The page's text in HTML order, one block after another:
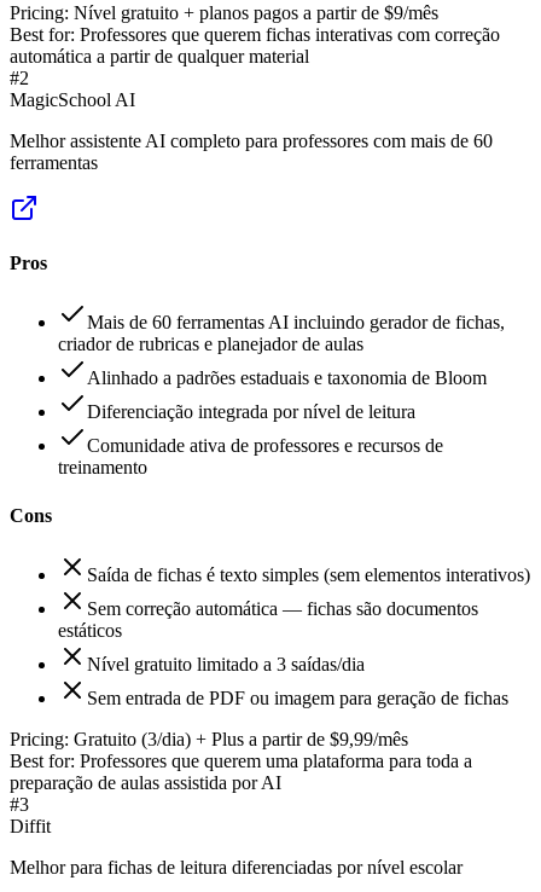
Pricing: Nível gratuito + planos pagos a partir de $9/mês
Best for: Professores que querem fichas interativas com correção
automática a partir de qualquer material
#2
MagicSchool AI
Melhor assistente AI completo para professores com mais de 60
ferramentas
Pros
Mais de 60 ferramentas AI incluindo gerador de fichas,
criador de rubricas e planejador de aulas
Alinhado a padrões estaduais e taxonomia de Bloom
Diferenciação integrada por nível de leitura
Comunidade ativa de professores e recursos de
treinamento
Cons
Saída de fichas é texto simples (sem elementos interativos)
Sem correção automática — fichas são documentos
estáticos
Nível gratuito limitado a 3 saídas/dia
Sem entrada de PDF ou imagem para geração de fichas
Pricing: Gratuito (3/dia) + Plus a partir de $9,99/mês
Best for: Professores que querem uma plataforma para toda a
preparação de aulas assistida por AI
#3
Diffit
Melhor para fichas de leitura diferenciadas por nível escolar